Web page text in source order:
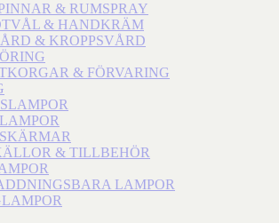
& RUMSPRAY
& HANDKRÄM
& KROPPSVÅRD
& FÖRVARING
& TILLBEHÖR
LAMPOR